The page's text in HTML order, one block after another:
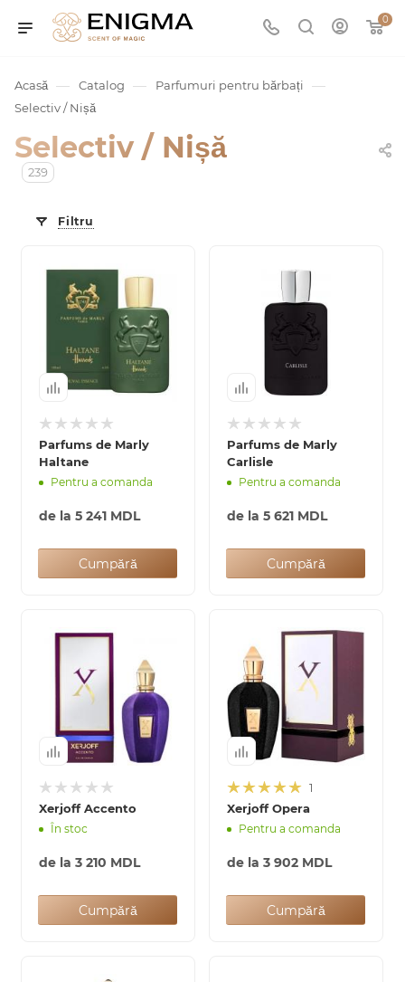
0
vândute
Acasă — Catalog — Parfumuri pentru bărbați —
Selectiv / Nișă
Selectiv / Nișă
239
Filtru
Parfums de Marly
Haltane
Pentru a comanda
de la 5 241 MDL
Cumpără
Parfums de Marly
Carlisle
Pentru a comanda
de la 5 621 MDL
Cumpără
Xerjoff Accento
În stoc
de la 3 210 MDL
Cumpără
1
Xerjoff Opera
Pentru a comanda
de la 3 902 MDL
Cumpără